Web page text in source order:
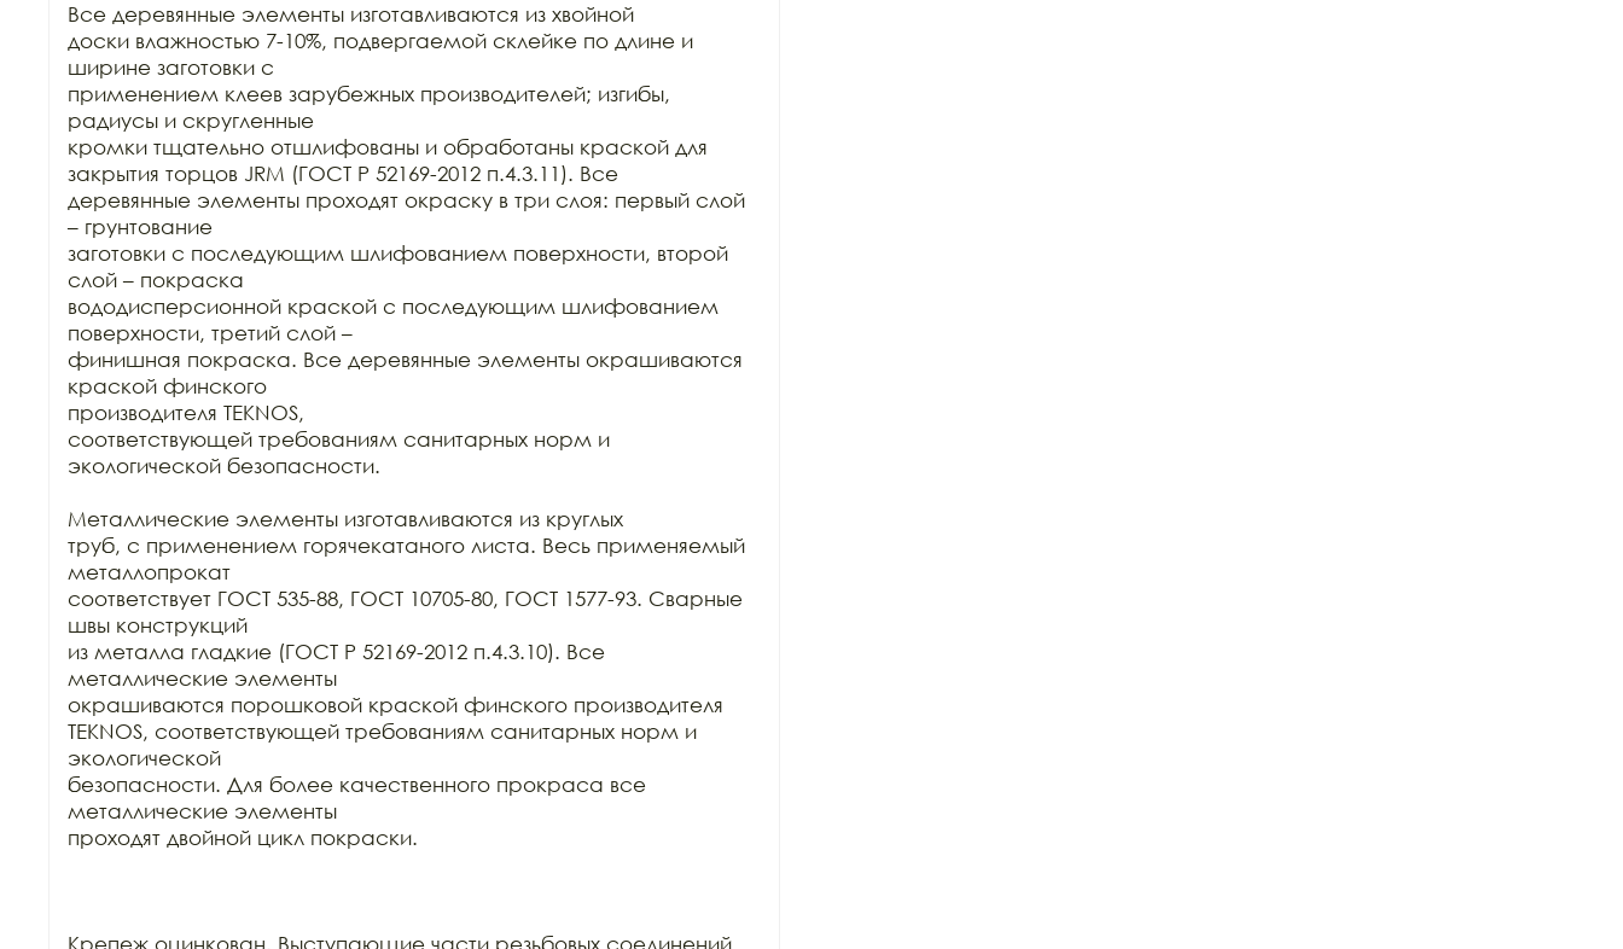
Все деревянные элементы изготавливаются из хвойной
доски влажностью 7-10%, подвергаемой склейке по длине и
ширине заготовки с
применением клеев зарубежных производителей; изгибы,
радиусы и скругленные
кромки тщательно отшлифованы и обработаны краской для
закрытия торцов JRM (ГОСТ Р 52169-2012 п.4.3.11). Все
деревянные элементы проходят окраску в три слоя: первый слой
– грунтование
заготовки с последующим шлифованием поверхности, второй
слой – покраска
вододисперсионной краской с последующим шлифованием
поверхности, третий слой –
финишная покраска. Все деревянные элементы окрашиваются
краской финского
производителя TEKNOS,
соответствующей требованиям санитарных норм и
экологической безопасности.
Металлические элементы изготавливаются из круглых
труб, с применением горячекатаного листа. Весь применяемый
металлопрокат
соответствует ГОСТ 535-88, ГОСТ 10705-80, ГОСТ 1577-93. Сварные
швы конструкций
из металла гладкие (ГОСТ Р 52169-2012 п.4.3.10). Все
металлические элементы
окрашиваются порошковой краской финского производителя
TEKNOS, соответствующей требованиям санитарных норм и
экологической
безопасности. Для более качественного прокраса все
металлические элементы
проходят двойной цикл покраски.
Крепеж оцинкован. Выступающие части резьбовых соединений